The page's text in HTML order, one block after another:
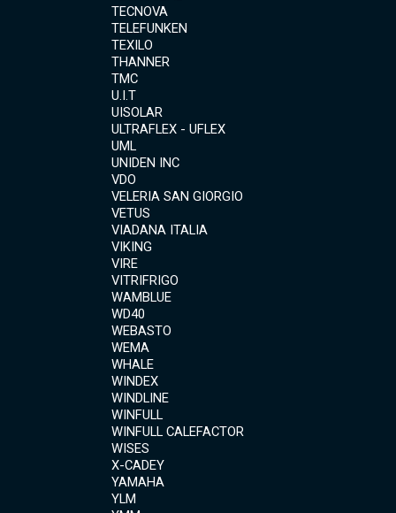
TECNOVA
TELEFUNKEN
TEXILO
THANNER
TMC
U.I.T
UISOLAR
ULTRAFLEX - UFLEX
UML
UNIDEN INC
VDO
VELERIA SAN GIORGIO
VETUS
VIADANA ITALIA
VIKING
VIRE
VITRIFRIGO
WAMBLUE
WD40
WEBASTO
WEMA
WHALE
WINDEX
WINDLINE
WINFULL
WINFULL CALEFACTOR
WISES
X-CADEY
YAMAHA
YLM